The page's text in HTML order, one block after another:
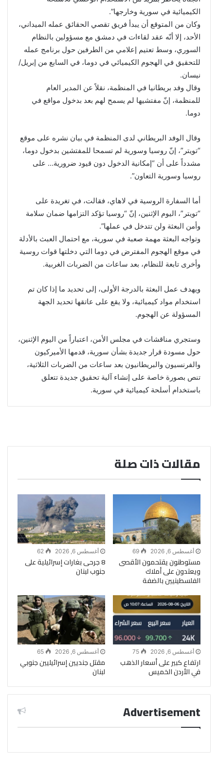
الكيميائية في سورية وخارجها”.
وكان من المتوقع أن يبدأ فريق تقصي الحقائق عمله الميداني،
الأحد، إلا أنّه عقد لقاءات في دمشق مع مسؤولين بالنظام
السوري، وسط تعتيم إعلامي من الطرفين حول برنامج عمله
للتحقيق في الهجوم الكيميائي في دوما، في السابع من إبريل/
نيسان.
وقال وفد بريطانيا في المنظمة، نقلاً عن المدير العام
للمنظمة، إنّ مفتشيها لم يسمح لهم بعد بدخول مواقع في
دوما.
وقال الوفد البريطاني لدى المنظمة في بيان نشره على موقع
“تويتر”، إنّ روسيا وسورية لم تسمحا للمفتشين بدخول دوما،
مشدداً على أن “إمكانية الدخول دون قيود ضرورية… على
روسيا وسورية التعاون”.
أما السفارة الروسية في لاهاي، فقالت، في تغريدة على
“تويتر”، اليوم الإثنين، إنّ “روسيا تؤكد التزامها ضمان سلامة
وأمن البعثة ولن تتدخل في عملها”.
وتواجه البعثة مهمة صعبة في سورية، مع احتمال العبث بالأدلة
في موقع الهجوم المفترض في دوما التي دخلتها قوات روسية
وأخرى تابعة للنظام، بعد ساعات من الضربات الغربية.
ويهدف عمل البعثة بالدرجة الأولى، إلى تحديد ما إذا كان تم
استخدام مواد كيميائية، ولا يقع على عاتقها تحديد الجهة
المسؤولة عن الهجوم.
وستجري مناقشات في مجلس الأمن، اعتباراً من اليوم الإثنين،
حول مسودة قرار جديدة بشأن سورية، قدمها الأميركيون
والفرنسيون والبريطانيون بعد ساعات من الضربات الثلاثية،
تنص بصورة خاصة على إنشاء آلية تحقيق جديدة تتعلق
باستخدام أسلحة كيميائية في سورية.
مقالات ذات صلة
أغسطس 6, 2026 69
مستوطنون يقتحمون الأقصى
ويعتدون على أملاك
الفلسطينيين بالضفة
أغسطس 6, 2026 62
8 جرحى بغارات إسرائيلية على
جنوب لبنان
أغسطس 6, 2026 75
ارتفاع كبير على أسعار الذهب
في الأردن الخميس
أغسطس 6, 2026 65
مقتل جنديين إسرائيليين جنوبي
لبنان
Advertisement